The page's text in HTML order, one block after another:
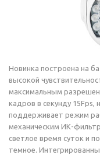
Новинка построена на
высокой
максимальным
кадров в секунду 15Fps,
поддерживает режим
механическим ИК-
светлое время суток и
темное.